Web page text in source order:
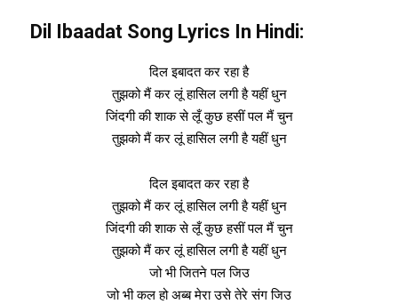
Dil Ibaadat Song Lyrics In Hindi:
दिल इबादत कर रहा है
तुझको मैं कर लूं हासिल लगी है यहीं धुन
जिंदगी की शाक से लूँ कुछ हसीं पल मैं चुन
तुझको मैं कर लूं हासिल लगी है यहीं धुन
दिल इबादत कर रहा है
तुझको मैं कर लूं हासिल लगी है यहीं धुन
जिंदगी की शाक से लूँ कुछ हसीं पल मैं चुन
तुझको मैं कर लूं हासिल लगी है यहीं धुन
जो भी जितने पल जिउ
जो भी कल हो अब्ब मेरा उसे तेरे संग जिउ